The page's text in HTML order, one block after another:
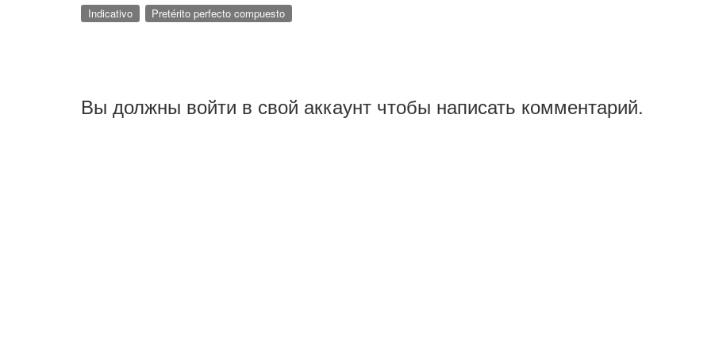
Indicativo Pretérito perfecto compuesto
Вы должны войти в свой аккаунт чтобы написать комментарий.